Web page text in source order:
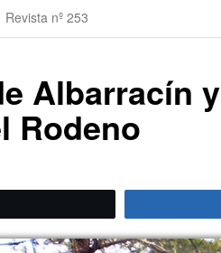
Revista nº 253
Albarracín
Rodeno